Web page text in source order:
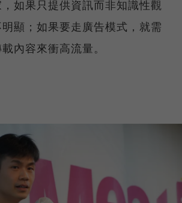
如果只提供資訊而非知識性觀
顯；如果要走廣告模式，就需
內容來衝高流量。